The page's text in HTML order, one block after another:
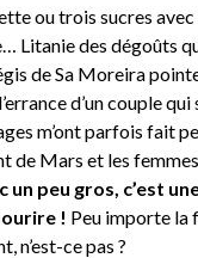
ou trois sucres avec
Litanie des dégoûts
de Sa Moreira
d’un couple qui
m’ont parfois fait
de Mars et les
un peu gros, c’est
! Peu importe la
n’est-ce pas ?